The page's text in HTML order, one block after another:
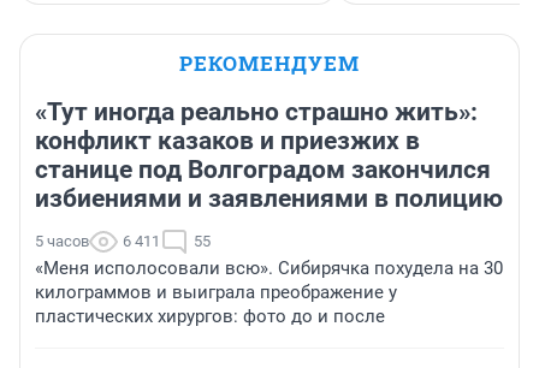
РЕКОМЕНДУЕМ
«Тут иногда реально страшно жить»:
конфликт казаков и приезжих в
станице под Волгоградом закончился
избиениями и заявлениями в полицию
5 часов 6 411 55
«Меня исполосовали всю». Сибирячка похудела на 30
килограммов и выиграла преображение у
пластических хирургов: фото до и после